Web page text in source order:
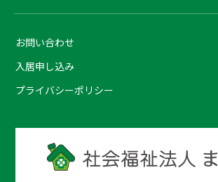
お問い合わせ
入居申し込み
プライバシーポリシー